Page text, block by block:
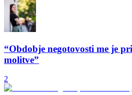
“Obdobje negotovosti me je
molitve”
2